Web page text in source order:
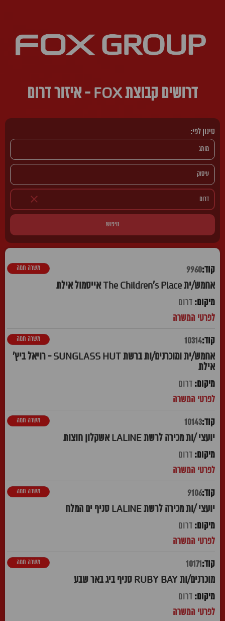
דרושים קבוצת FOX - איזור דרום
סינון לפי:
חיפוש
9960
אחמש/ית The Children's Place אייסמול אילת
משרה חמה
דרום
10314
אחמש/ית ומוכרנים/ות ברשת SUNGLASS HUT - רויאל ביץ'
אילת
משרה חמה
דרום
10143
יועצי /ות מכירה לרשת LALINE אשקלון חוצות
משרה חמה
דרום
9106
יועצי /ות מכירה לרשת LALINE סניף ים המלח
משרה חמה
דרום
10171
מוכרנים/ות RUBY BAY סניף ביג באר שבע
משרה חמה
דרום